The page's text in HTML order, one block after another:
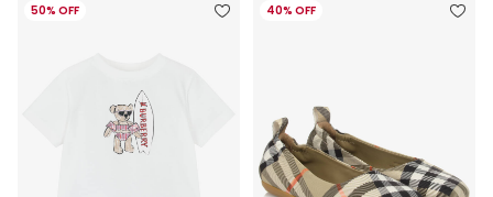
50% OFF 40% OFF